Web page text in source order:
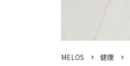
MELOS 健康